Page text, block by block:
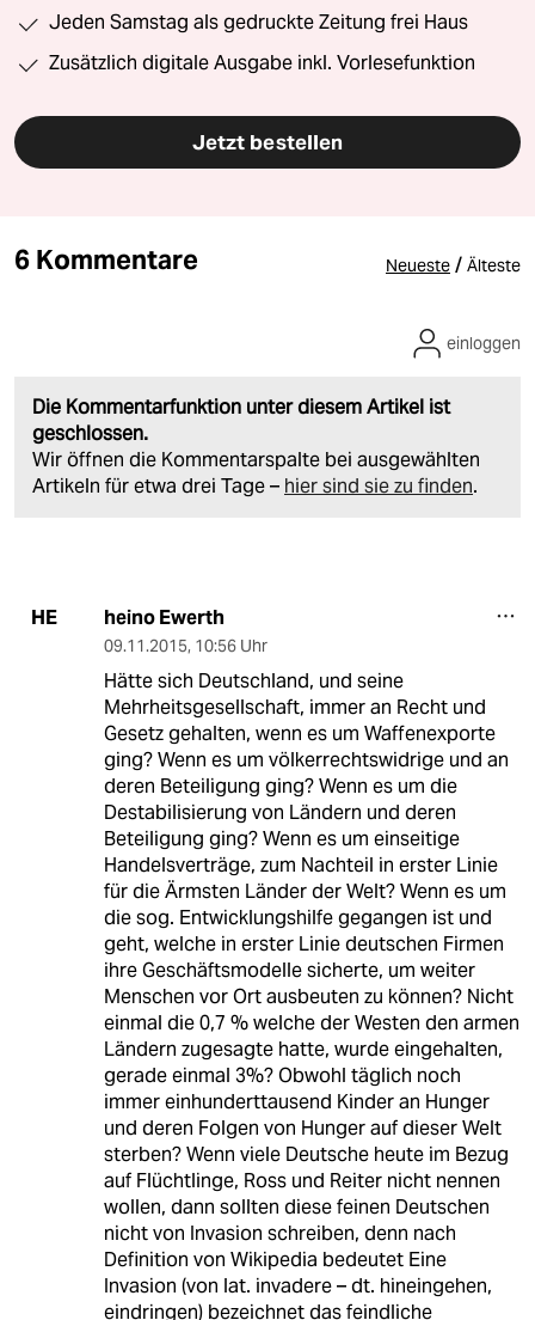
Jeden Samstag als gedruckte Zeitung frei Haus
Zusätzlich digitale Ausgabe inkl. Vorlesefunktion
Jetzt bestellen
6 Kommentare Neueste / Älteste
Die Kommentarfunktion unter diesem Artikel ist
geschlossen.
Wir öffnen die Kommentarspalte bei ausgewählten
Artikeln für etwa drei Tage – hier sind sie zu finden.
einloggen
HE heino Ewerth
09.11.2015, 10:56 Uhr
Hätte sich Deutschland, und seine
Mehrheitsgesellschaft, immer an Recht und
Gesetz gehalten, wenn es um Waffenexporte
ging? Wenn es um völkerrechtswidrige und an
deren Beteiligung ging? Wenn es um die
Destabilisierung von Ländern und deren
Beteiligung ging? Wenn es um einseitige
Handelsverträge, zum Nachteil in erster Linie
für die Ärmsten Länder der Welt? Wenn es um
die sog. Entwicklungshilfe gegangen ist und
geht, welche in erster Linie deutschen Firmen
ihre Geschäftsmodelle sicherte, um weiter
Menschen vor Ort ausbeuten zu können? Nicht
einmal die 0,7 % welche der Westen den armen
Ländern zugesagte hatte, wurde eingehalten,
gerade einmal 3%? Obwohl täglich noch
immer einhunderttausend Kinder an Hunger
und deren Folgen von Hunger auf dieser Welt
sterben? Wenn viele Deutsche heute im Bezug
auf Flüchtlinge, Ross und Reiter nicht nennen
wollen, dann sollten diese feinen Deutschen
nicht von Invasion schreiben, denn nach
Definition von Wikipedia bedeutet Eine
Invasion (von lat. invadere – dt. hineingehen,
eindringen) bezeichnet das feindliche